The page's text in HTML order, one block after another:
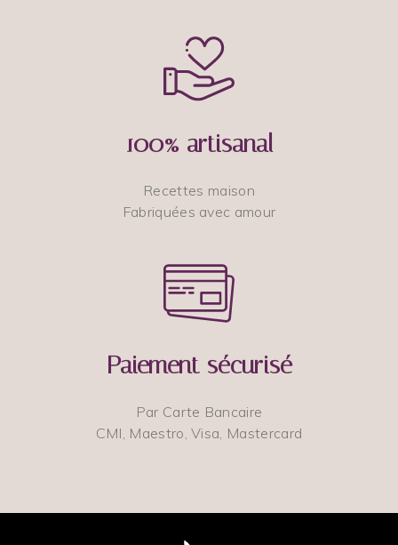
100% artisanal
Recettes maison
Fabriquées avec amour
Paiement sécurisé
Par Carte Bancaire
CMI, Maestro, Visa, Mastercard